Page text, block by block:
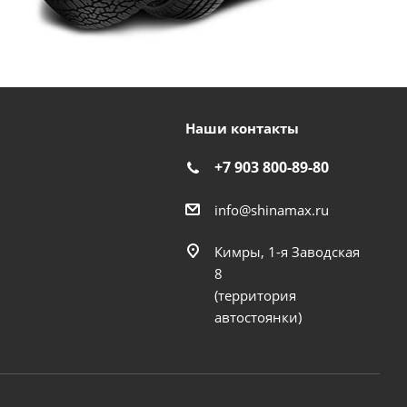
Наши контакты
+7 903 800-89-80
info@shinamax.ru
Кимры, 1-я Заводская
8
(территория
автостоянки)